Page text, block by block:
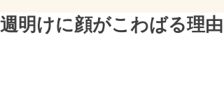
週明けに顔がこわばる理由